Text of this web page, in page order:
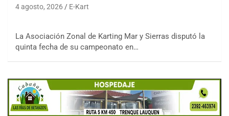
4 agosto, 2026 E-Kart
La Asociación Zonal de Karting Mar y Sierras disputó la
quinta fecha de su campeonato en…